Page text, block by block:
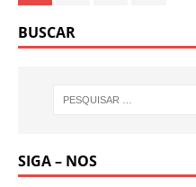
BUSCAR
SIGA – NOS